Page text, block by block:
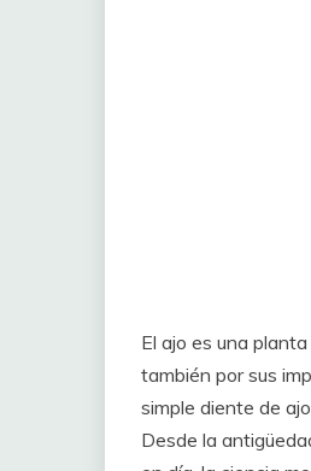
El ajo es una
también por sus
simple diente de
Desde la